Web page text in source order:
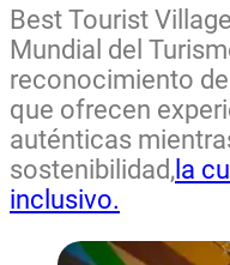
Best Tourist
Mundial del
reconocimiento
que ofrecen
auténticas
sostenibilidad, la
inclusivo.